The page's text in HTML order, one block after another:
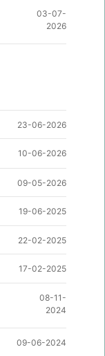
03-07-
2026
23-06-2026
10-06-2026
09-05-2026
19-06-2025
22-02-2025
17-02-2025
08-11-
2024
09-06-2024